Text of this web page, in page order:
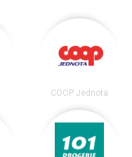
COOP Jednota